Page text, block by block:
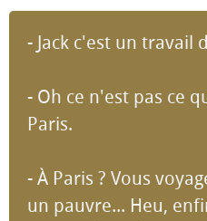
- Jack c'est un travail
- Oh ce n'est pas ce
Paris.
- À Paris ? Vous
un pauvre... Heu,